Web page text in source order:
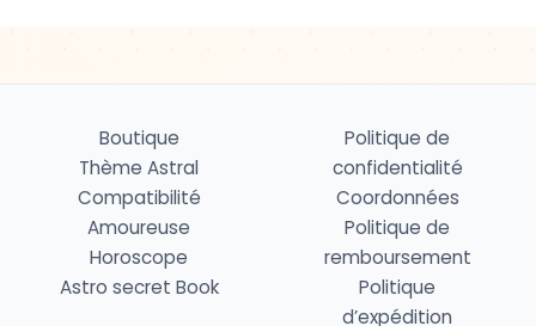
Boutique
Thème Astral
Compatibilité
Amoureuse
Horoscope
Astro secret Book
Politique de
confidentialité
Coordonnées
Politique de
remboursement
Politique
d’expédition